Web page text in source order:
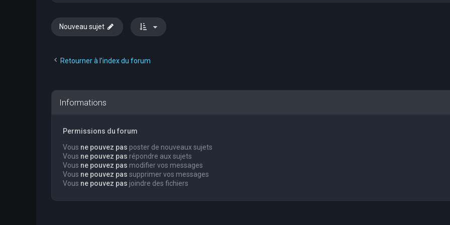
Nouveau sujet
Retourner à l’index du forum
Informations
Permissions du forum
Vous ne pouvez pas poster de nouveaux sujets
Vous ne pouvez pas répondre aux sujets
Vous ne pouvez pas modifier vos messages
Vous ne pouvez pas supprimer vos messages
Vous ne pouvez pas joindre des fichiers